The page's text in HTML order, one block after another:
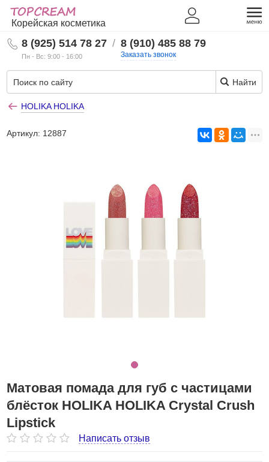
Корейская косметика
8 (925) 514 78 27
Пн - Вс: 9:00 - 16:00
/ 8 (910) 485 88 79
Заказать звонок
Найти
HOLIKA HOLIKA
Артикул: 12887
Матовая помада для губ с частицами
блёсток HOLIKA HOLIKA Crystal Crush
Lipstick
Написать отзыв